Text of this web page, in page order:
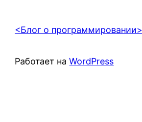
<Блог о программировании>
Работает наWordPress